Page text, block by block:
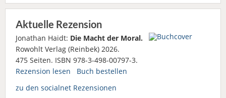
Aktuelle Rezension
Jonathan Haidt: Die Macht der Moral.
Rowohlt Verlag (Reinbek) 2026.
475 Seiten. ISBN 978-3-498-00797-3.
Rezension lesen
Buch bestellen
zu den socialnet Rezensionen